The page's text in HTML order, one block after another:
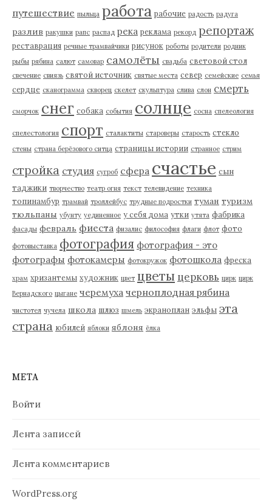
путешествие пыльца работа рабочие радость радуга
разлив ракушки рапс распад река реклама рекорд репортаж
реставрация речные трамвайчики рисунок роботы родители родник
рыбы рябина салют самовар самолёты свадьба световой стол
свечение свиязь святой источник святые места север семейские семья
сердце сканограмма скворец скелет скульптура слива слон смерть
сморчок снег собака события солнце сосна спелеология
спелестология спорт сталактиты староверы старость стекло
стены страна берёзового ситца страницы истории странное стрим
стройка студия сугроб сфера счастье сын
таджики творчество театр огня текст телевидение техника
топинамбур трамвай троллейбус трудные подростки туман туризм
тюльпаны убунту уединенное у себя дома утки утята фабрика
фасады февраль фиеста физалис философия флаги флот фото
фотовыставка фотография фотография - это
фотографы фотокамеры фотокружок фотошкола фреска
храм хризантемы художник цвет цветы церковь цирк цирк
Вернадского цыгане черемуха черноплодная рябина
чистотел чучела школа шлюз шмель экраноплан эльфы эта
страна юбилей яблоки яблоня ёлка
МЕТА
Войти
Лента записей
Лента комментариев
WordPress.org